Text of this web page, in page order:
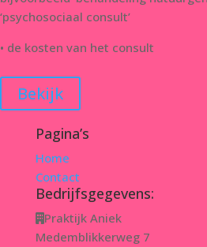
‘psychosociaal consult’
• de kosten van het consult
Bekijk
Pagina’s
Home
Contact
Bedrijfsgegevens:
Praktijk Aniek
Medemblikkerweg 7